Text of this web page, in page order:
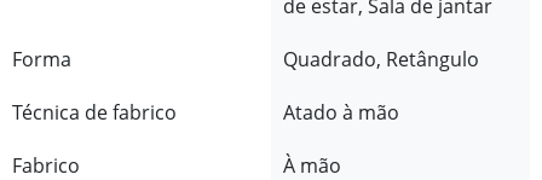
de estar, Sala de jantar
Forma
Quadrado, Retângulo
Técnica de fabrico
Atado à mão
Fabrico
À mão